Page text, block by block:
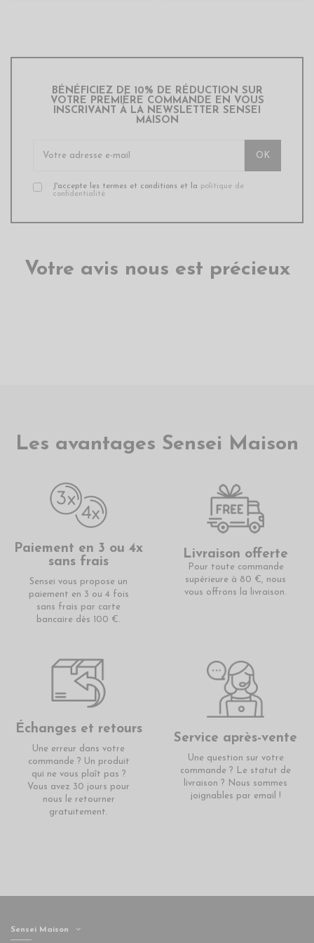
BÉNÉFICIEZ DE 10% DE RÉDUCTION SUR
VOTRE PREMIÈRE COMMANDE EN VOUS
INSCRIVANT À LA NEWSLETTER SENSEI
MAISON
J'accepte les termes et conditions et la politique de
confidentialité
Votre avis nous est précieux
Les avantages Sensei Maison
Paiement en 3 ou 4x
sans frais
Sensei vous propose un
paiement en 3 ou 4 fois
sans frais par carte
bancaire dès 100 €.
Livraison offerte
Pour toute commande
supérieure à 80 €, nous
vous offrons la livraison.
Échanges et retours
Une erreur dans votre
commande ? Un produit
qui ne vous plaît pas ?
Vous avez 30 jours pour
nous le retourner
gratuitement.
Service après-vente
Une question sur votre
commande ? Le statut de
livraison ? Nous sommes
joignables par email !
Sensei Maison